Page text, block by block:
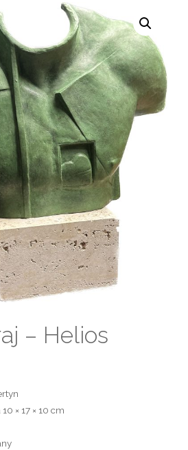
– Helios
× 17 × 10 cm